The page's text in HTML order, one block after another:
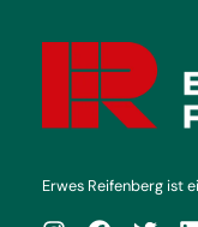
Erwes Reifenberg ist